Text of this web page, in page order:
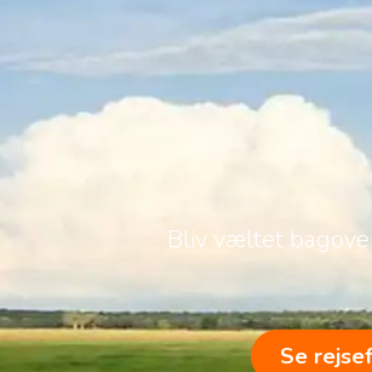
Bliv væltet
Se